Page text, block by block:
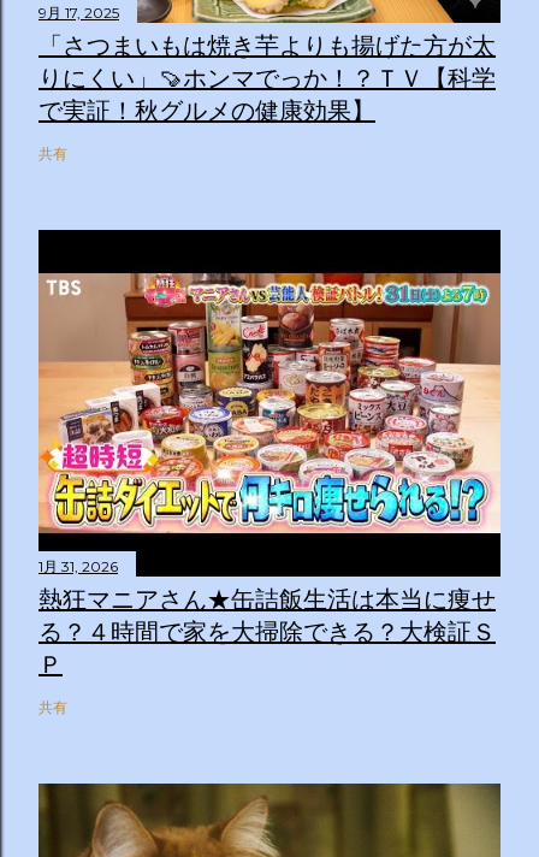
9月 17, 2025
「さつまいもは焼き芋よりも揚げた方が太
りにくい」🍠ホンマでっか！？ＴＶ【科学
で実証！秋グルメの健康効果】
共有
1月 31, 2026
熱狂マニアさん★缶詰飯生活は本当に痩せ
る？４時間で家を大掃除できる？大検証Ｓ
Ｐ
共有